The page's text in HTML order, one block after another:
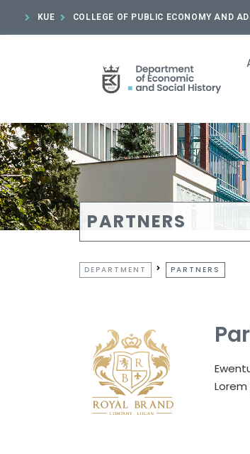
KUE COLLEGE OF PUBLIC ECONOMY AND
PARTNERS
DEPARTMENT PARTNERS